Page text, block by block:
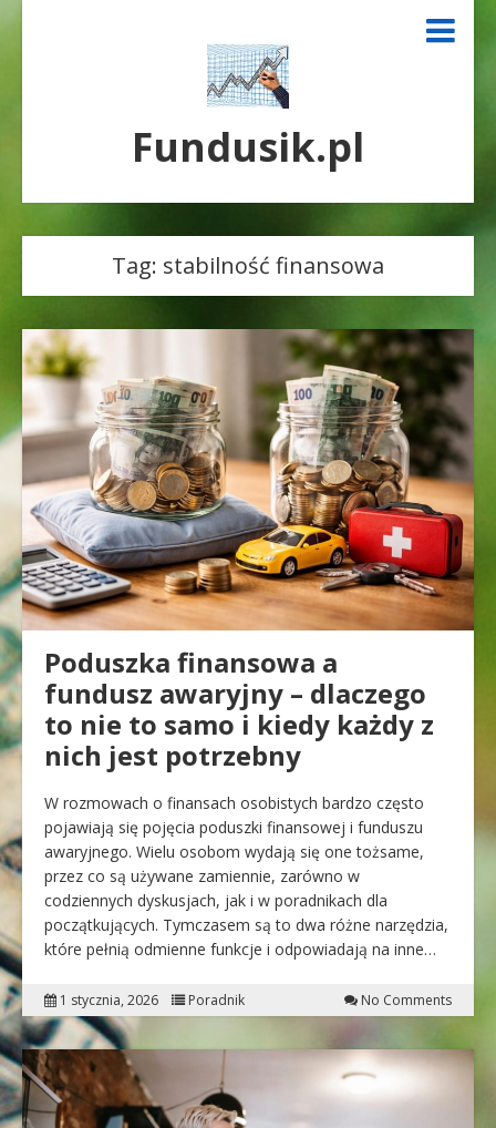
Fundusik.pl
Tag: stabilność finansowa
Poduszka finansowa a
fundusz awaryjny – dlaczego
to nie to samo i kiedy każdy z
nich jest potrzebny
W rozmowach o finansach osobistych bardzo często
pojawiają się pojęcia poduszki finansowej i funduszu
awaryjnego. Wielu osobom wydają się one tożsame,
przez co są używane zamiennie, zarówno w
codziennych dyskusjach, jak i w poradnikach dla
początkujących. Tymczasem są to dwa różne narzędzia,
które pełnią odmienne funkcje i odpowiadają na inne…
1 stycznia, 2026 Poradnik No Comments